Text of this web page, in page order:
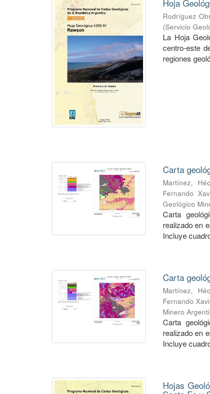
Hoja
Rodríguez
(Servicio
La Hoja
centro-este
regiones
Carta
Martínez,
Fernando
Geológico
Carta
realizado en
Incluye
Carta
Martínez,
Fernando
Minero
Carta
realizado en
Incluye
Hojas